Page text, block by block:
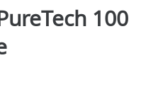
100